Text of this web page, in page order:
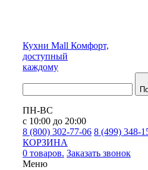
Кухни Mall Комфорт,
доступный
каждому
ПН-ВС
с 10:00 до 20:00
8 (800) 302-77-06 8 (499) 348-
КОРЗИНА
0 товаров. Заказать звонок
Меню